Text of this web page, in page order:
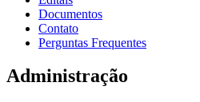
Documentos
Contato
Perguntas Frequentes
Administração